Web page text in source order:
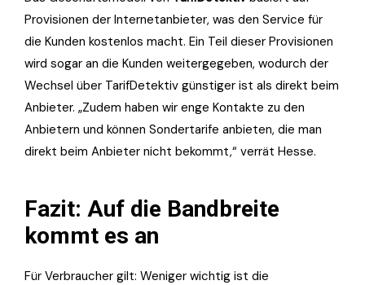
Provisionen der Internetanbieter, was den Service für
die Kunden kostenlos macht. Ein Teil dieser Provisionen
wird sogar an die Kunden weitergegeben, wodurch der
Wechsel über TarifDetektiv günstiger ist als direkt beim
Anbieter. „Zudem haben wir enge Kontakte zu den
Anbietern und können Sondertarife anbieten, die man
direkt beim Anbieter nicht bekommt,“ verrät Hesse.
Fazit: Auf die Bandbreite
kommt es an
Für Verbraucher gilt: Weniger wichtig ist die